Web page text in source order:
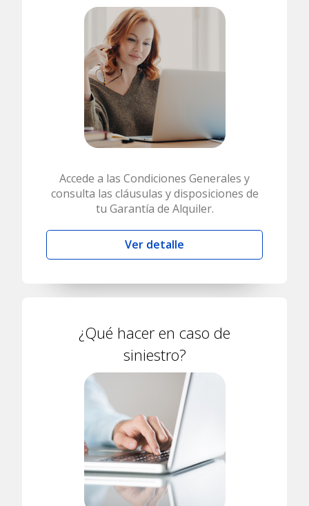
Accede a las Condiciones Generales y
consulta las cláusulas y disposiciones de
tu Garantía de Alquiler.
Ver detalle
¿Qué hacer en caso de
siniestro?